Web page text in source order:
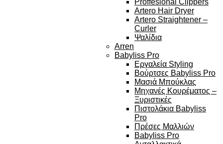
Proffesional Clippers
Artero Hair Dryer
Artero Straightener –
Curler
Ψαλίδια
Arren
Babyliss Pro
Εργαλεία Styling
Βούρτσες Babyliss Pro
Μασιά Μπούκλας
Μηχανές Κουρέματος –
Ξυριστικές
Πιστολάκια Babyliss
Pro
Πρέσες Μαλλιών
Babyliss Pro